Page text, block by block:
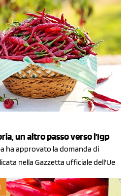
un altro passo verso l'Igp
ha approvato la domanda di
nella Gazzetta ufficiale dell'Ue